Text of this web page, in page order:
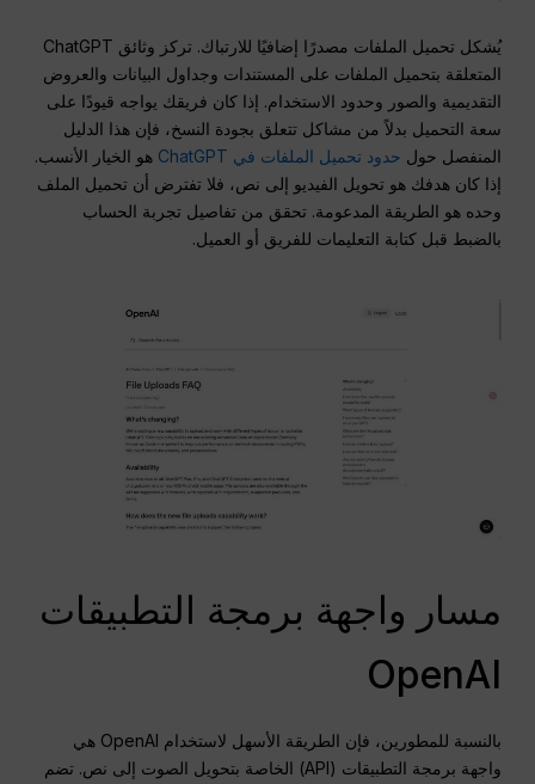
يُشكل تحميل الملفات مصدرًا إضافيًا للارتباك. تركز وثائق ChatGPT
المتعلقة بتحميل الملفات على المستندات وجداول البيانات والعروض
التقديمية والصور وحدود الاستخدام. إذا كان فريقك يواجه قيودًا على
سعة التحميل بدلاً من مشاكل تتعلق بجودة النسخ، فإن هذا الدليل
المنفصل حول حدود تحميل الملفات في ChatGPT
هو الخيار الأنسب.
إذا كان هدفك هو تحويل الفيديو إلى نص، فلا تفترض أن تحميل الملف
وحده هو الطريقة المدعومة. تحقق من تفاصيل تجربة الحساب
بالضبط قبل كتابة التعليمات للفريق أو العميل.
مسار واجهة برمجة التطبيقات
OpenAI
بالنسبة للمطورين، فإن الطريقة الأسهل لاستخدام OpenAI هي
واجهة برمجة التطبيقات (API) الخاصة بتحويل الصوت إلى نص. تضم